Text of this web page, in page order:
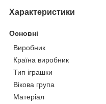
Характеристики
Основні
Виробник
Країна виробник
Тип іграшки
Вікова група
Матеріал